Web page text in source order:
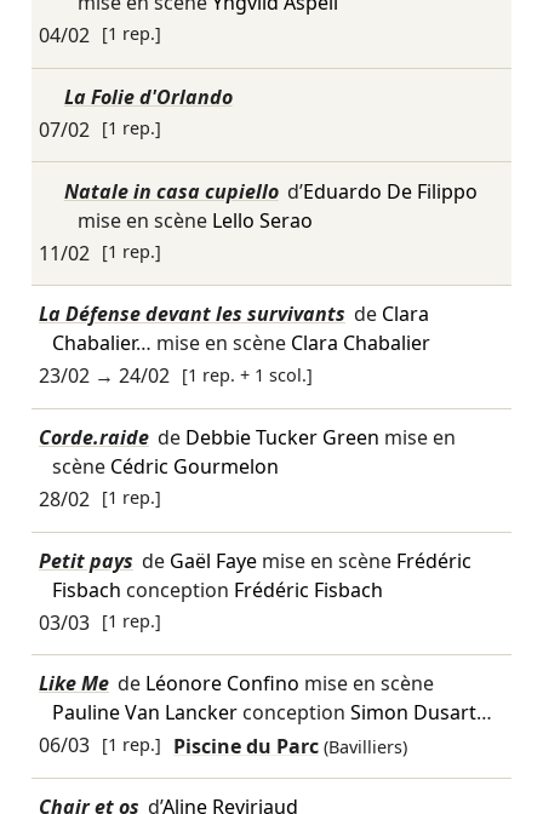
04/02 [1 rep.]
La Folie d'Orlando
07/02 [1 rep.]
Natale in casa cupiello d’Eduardo De Filippo
mise en scène Lello Serao
11/02 [1 rep.]
La Défense devant les survivants de Clara
Chabalier… mise en scène Clara Chabalier
23/02→ 24/02 [1 rep. + 1 scol.]
Corde.raide de Debbie Tucker Green mise en
scène Cédric Gourmelon
28/02 [1 rep.]
Petit pays de Gaël Fayemise en scène Frédéric
Fisbach conception Frédéric Fisbach
03/03 [1 rep.]
Like Me de Léonore Confino mise en scène
Pauline Van Lanckerconception Simon Dusart…
06/03 [1 rep.] Piscine du Parc (Bavilliers)
Chair et os d’Aline Reviriaud